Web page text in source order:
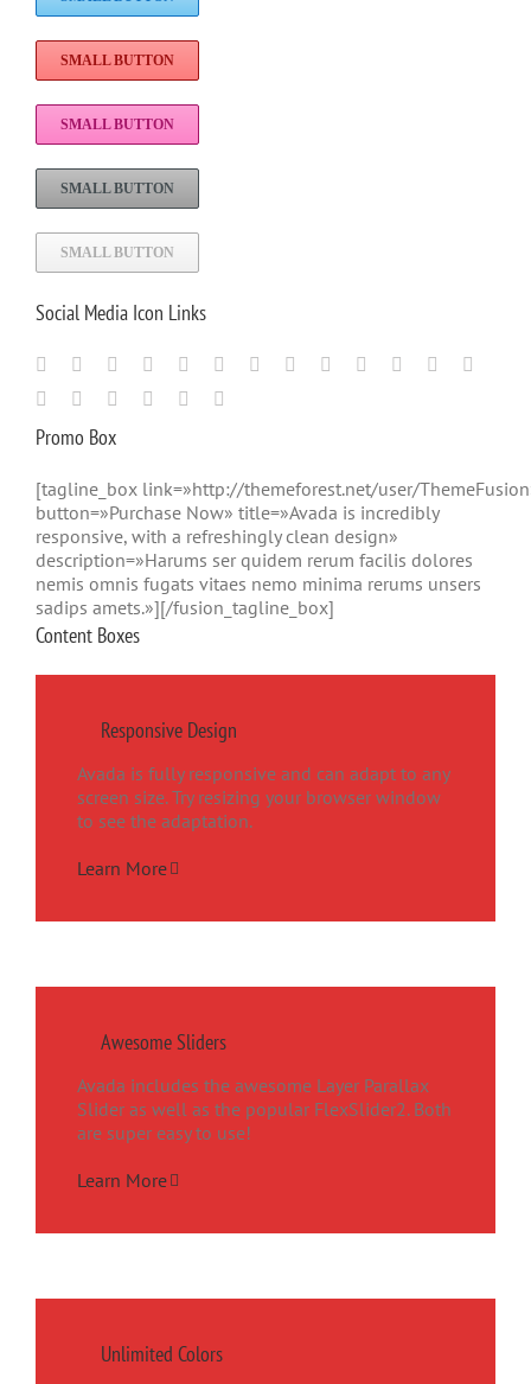
SMALL BUTTON
SMALL BUTTON
SMALL BUTTON
SMALL BUTTON
Social Media Icon Links
Promo Box
[tagline_box link=»http://themeforest.net/user/
button=»Purchase Now» title=»Avada is incredibly
responsive, with a refreshingly clean design»
description=»Harums ser quidem rerum facilis dolores
nemis omnis fugats vitaes nemo minima rerums unsers
sadips amets.»][/fusion_tagline_box]
Content Boxes
Responsive Design
Avada is fully responsive and can adapt to any
screen size. Try resizing your browser window
to see the adaptation.
Learn More
Awesome Sliders
Avada includes the awesome Layer Parallax
Slider as well as the popular FlexSlider2. Both
are super easy to use!
Learn More
Unlimited Colors